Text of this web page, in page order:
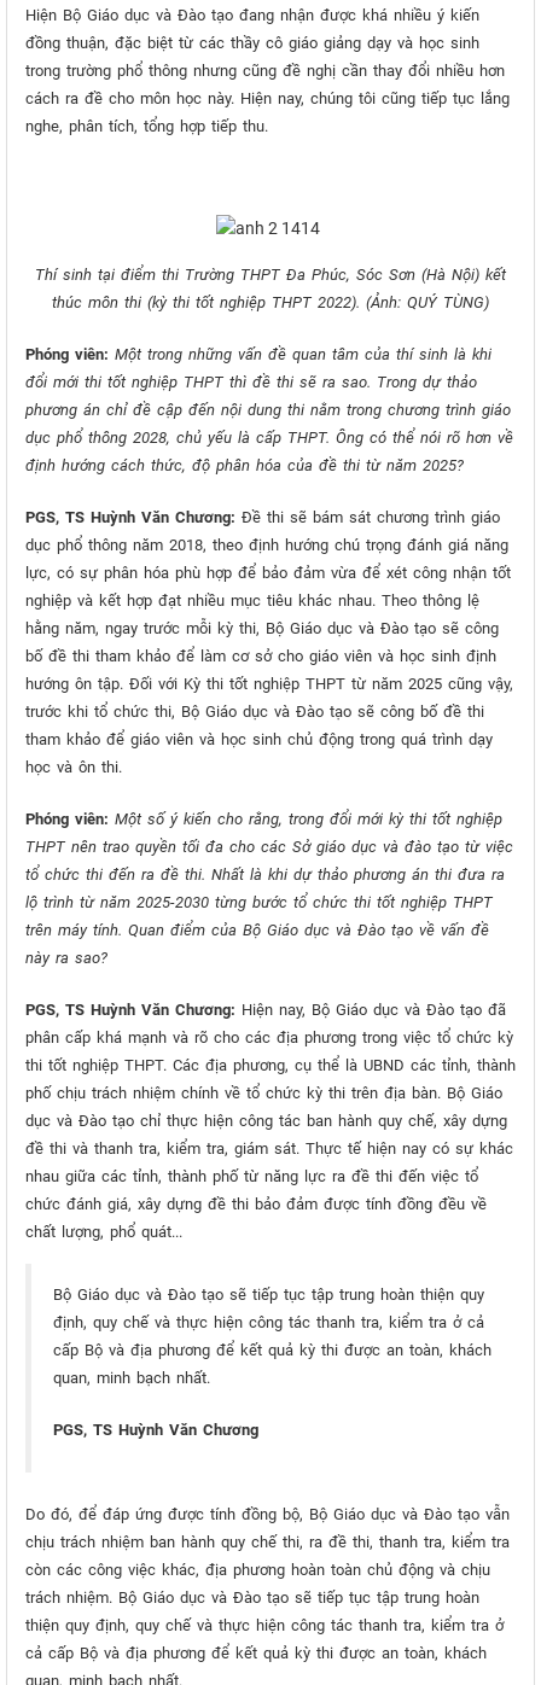
Hiện Bộ Giáo dục và Đào tạo đang nhận được khá nhiều ý kiến
đồng thuận, đặc biệt từ các thầy cô giáo giảng dạy và học sinh
trong trường phổ thông nhưng cũng đề nghị cần thay đổi nhiều hơn
cách ra đề cho môn học này. Hiện nay, chúng tôi cũng tiếp tục lắng
nghe, phân tích, tổng hợp tiếp thu.
Thí sinh tại điểm thi Trường THPT Đa Phúc, Sóc Sơn (Hà Nội) kết
thúc môn thi (kỳ thi tốt nghiệp THPT 2022). (Ảnh: QUÝ TÙNG)
Phóng viên: Một trong những vấn đề quan tâm của thí sinh là khi
đổi mới thi tốt nghiệp THPT thì đề thi sẽ ra sao. Trong dự thảo
phương án chỉ đề cập đến nội dung thi nằm trong chương trình giáo
dục phổ thông 2028, chủ yếu là cấp THPT. Ông có thể nói rõ hơn về
định hướng cách thức, độ phân hóa của đề thi từ năm 2025?
PGS, TS Huỳnh Văn Chương: Đề thi sẽ bám sát chương trình giáo
dục phổ thông năm 2018, theo định hướng chú trọng đánh giá năng
lực, có sự phân hóa phù hợp để bảo đảm vừa để xét công nhận tốt
nghiệp và kết hợp đạt nhiều mục tiêu khác nhau. Theo thông lệ
hằng năm, ngay trước mỗi kỳ thi, Bộ Giáo dục và Đào tạo sẽ công
bố đề thi tham khảo để làm cơ sở cho giáo viên và học sinh định
hướng ôn tập. Đối với Kỳ thi tốt nghiệp THPT từ năm 2025 cũng vậy,
trước khi tổ chức thi, Bộ Giáo dục và Đào tạo sẽ công bố đề thi
tham khảo để giáo viên và học sinh chủ động trong quá trình dạy
học và ôn thi.
Phóng viên: Một số ý kiến cho rằng, trong đổi mới kỳ thi tốt nghiệp
THPT nên trao quyền tối đa cho các Sở giáo dục và đào tạo từ việc
tổ chức thi đến ra đề thi. Nhất là khi dự thảo phương án thi đưa ra
lộ trình từ năm 2025-2030 từng bước tổ chức thi tốt nghiệp THPT
trên máy tính. Quan điểm của Bộ Giáo dục và Đào tạo về vấn đề
này ra sao?
PGS, TS Huỳnh Văn Chương: Hiện nay, Bộ Giáo dục và Đào tạo đã
phân cấp khá mạnh và rõ cho các địa phương trong việc tổ chức kỳ
thi tốt nghiệp THPT. Các địa phương, cụ thể là UBND các tỉnh, thành
phố chịu trách nhiệm chính về tổ chức kỳ thi trên địa bàn. Bộ Giáo
dục và Đào tạo chỉ thực hiện công tác ban hành quy chế, xây dựng
đề thi và thanh tra, kiểm tra, giám sát. Thực tế hiện nay có sự khác
nhau giữa các tỉnh, thành phố từ năng lực ra đề thi đến việc tổ
chức đánh giá, xây dựng đề thi bảo đảm được tính đồng đều về
chất lượng, phổ quát...
Bộ Giáo dục và Đào tạo sẽ tiếp tục tập trung hoàn thiện quy
định, quy chế và thực hiện công tác thanh tra, kiểm tra ở cả
cấp Bộ và địa phương để kết quả kỳ thi được an toàn, khách
quan, minh bạch nhất.
PGS, TS Huỳnh Văn Chương
Do đó, để đáp ứng được tính đồng bộ, Bộ Giáo dục và Đào tạo vẫn
chịu trách nhiệm ban hành quy chế thi, ra đề thi, thanh tra, kiểm tra
còn các công việc khác, địa phương hoàn toàn chủ động và chịu
trách nhiệm. Bộ Giáo dục và Đào tạo sẽ tiếp tục tập trung hoàn
thiện quy định, quy chế và thực hiện công tác thanh tra, kiểm tra ở
cả cấp Bộ và địa phương để kết quả kỳ thi được an toàn, khách
quan, minh bạch nhất.